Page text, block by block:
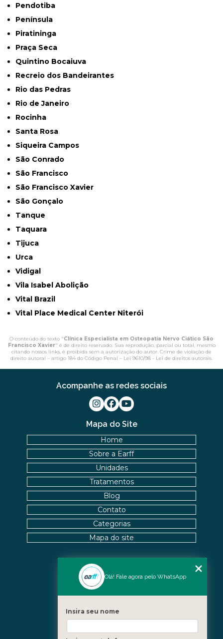
Pendotiba
Península
Piratininga
Praça Seca
Quintino Bocaiuva
Recreio dos Bandeirantes
Rio das Pedras
Rio de Janeiro
Rocinha
Santa Rosa
Siqueira Campos
São Conrado
São Francisco
São Francisco Xavier
São Gonçalo
Tanque
Taquara
Tijuca
Urca
Vidigal
Vila Isabel Abolição
Vital Brazil
Vital Place Medical Center Niterói
O conteúdo do texto "Clínica Especialista em Osteopatia Nervo Ciático São
Francisco Xavier" é de direito reservado. Sua reprodução, parcial ou total, mesmo
citando nossos links, é proibida sem a autorização do autor. Crime de violação de
direito autoral – artigo 184 do Código Penal – Lei 9610/98 - Lei de direitos autorais.
Nossas Unidades
Barra - Rio de Janeiro
Mapa do Site
Home
Sobre a Earff
Unidades
Tratamentos
Blog
Contato
Categorias
Mapa do site
Acompanhe as redes sociais
Olá! Fale agora pelo WhatsApp
Insira seu nome